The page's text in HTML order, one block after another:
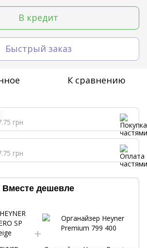
В кредит
Быстрый заказ
К сравнению
грн
грн
Вместе дешевле